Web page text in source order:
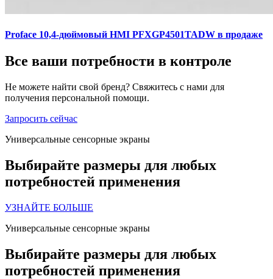
Proface 10,4-дюймовый HMI PFXGP4501TADW в продаже
Все ваши потребности в контроле
Не можете найти свой бренд? Свяжитесь с нами для
получения персональной помощи.
Запросить сейчас
Универсальные сенсорные экраны
Выбирайте размеры для любых
потребностей применения
УЗНАЙТЕ БОЛЬШЕ
Универсальные сенсорные экраны
Выбирайте размеры для любых
потребностей применения